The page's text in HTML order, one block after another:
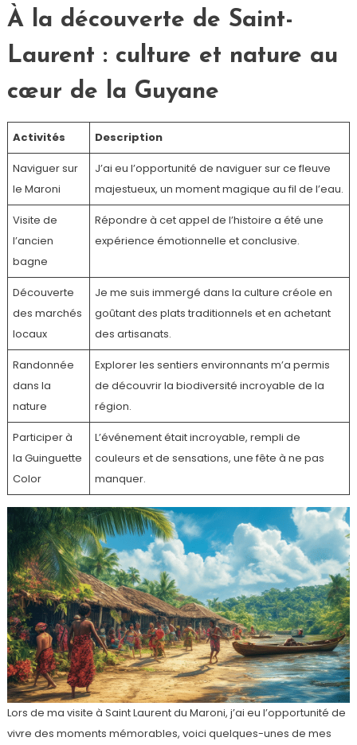
À la découverte de Saint-
Laurent : culture et nature au
cœur de la Guyane
Activités Description
Naviguer sur
le Maroni
J’ai eu l’opportunité de naviguer sur ce fleuve
majestueux, un moment magique au fil de l’eau.
Visite de
l’ancien
bagne
Répondre à cet appel de l’histoire a été une
expérience émotionnelle et conclusive.
Découverte
des marchés
locaux
Je me suis immergé dans la culture créole en
goûtant des plats traditionnels et en achetant
des artisanats.
Randonnée
dans la
nature
Explorer les sentiers environnants m’a permis
de découvrir la biodiversité incroyable de la
région.
Participer à
la Guinguette
Color
L’événement était incroyable, rempli de
couleurs et de sensations, une fête à ne pas
manquer.
Lors de ma visite à Saint Laurent du Maroni, j’ai eu l’opportunité de
vivre des moments mémorables, voici quelques-unes de mes